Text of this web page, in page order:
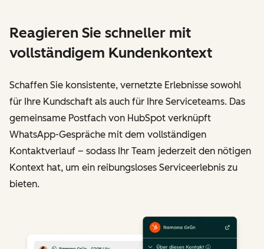
Reagieren Sie schneller mit
vollständigem Kundenkontext
Schaffen Sie konsistente, vernetzte Erlebnisse sowohl
für Ihre Kundschaft als auch für Ihre Serviceteams. Das
gemeinsame Postfach von HubSpot verknüpft
WhatsApp-Gespräche mit dem vollständigen
Kontaktverlauf – sodass Ihr Team jederzeit den nötigen
Kontext hat, um ein reibungsloses Serviceerlebnis zu
bieten.